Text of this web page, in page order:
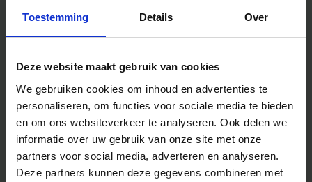
Toestemming Details Over
Deze website maakt gebruik van cookies
We gebruiken cookies om inhoud en advertenties te
personaliseren, om functies voor sociale media te bieden
en om ons websiteverkeer te analyseren. Ook delen we
informatie over uw gebruik van onze site met onze
partners voor social media, adverteren en analyseren.
Deze partners kunnen deze gegevens combineren met